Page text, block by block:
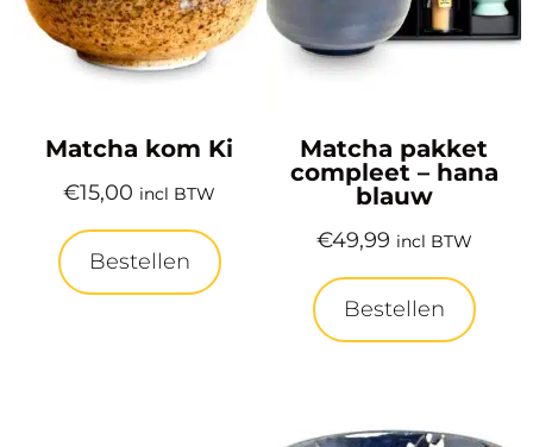
Matcha kom Ki
€15,00 incl BTW
Bestellen
Matcha pakket
compleet – hana
blauw
€49,99 incl BTW
Bestellen